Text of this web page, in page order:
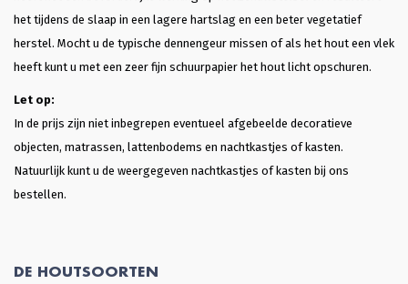
het tijdens de slaap in een lagere hartslag en een beter vegetatief
herstel. Mocht u de typische dennengeur missen of als het hout een vlek
heeft kunt u met een zeer fijn schuurpapier het hout licht opschuren.
Let op:
In de prijs zijn niet inbegrepen eventueel afgebeelde decoratieve
objecten, matrassen, lattenbodems en nachtkastjes of kasten.
Natuurlijk kunt u de weergegeven nachtkastjes of kasten bij ons
bestellen.
DE HOUTSOORTEN